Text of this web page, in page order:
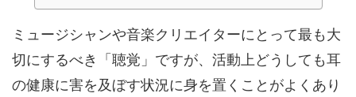
ミュージシャンや音楽クリエイターにとって最も大
切にするべき「聴覚」ですが、活動上どうしても耳
の健康に害を及ぼす状況に身を置くことがよくあり